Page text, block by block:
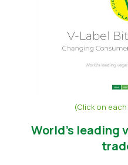
(Click on
World’s leading